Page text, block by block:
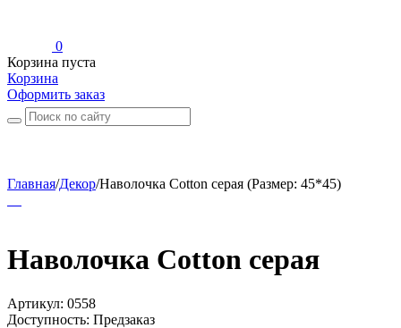
0
Корзина пуста
Корзина
Оформить заказ
Главная/Декор/Наволочка Cotton серая (Размер: 45*45)
Наволочка Cotton серая
Артикул: 0558
Доступность: Предзаказ